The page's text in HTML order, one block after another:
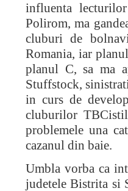
influenta
Polirom, ma
cluburi de
Romania, iar
planul C, sa ma
Stuffstock,
in curs de
cluburilor
problemele una
cazanul din baie.
Umbla vorba ca
judetele Bistrita si